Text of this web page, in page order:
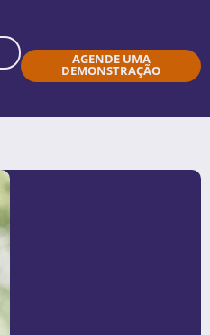
AGENDE UMA
DEMONSTRAÇÃO